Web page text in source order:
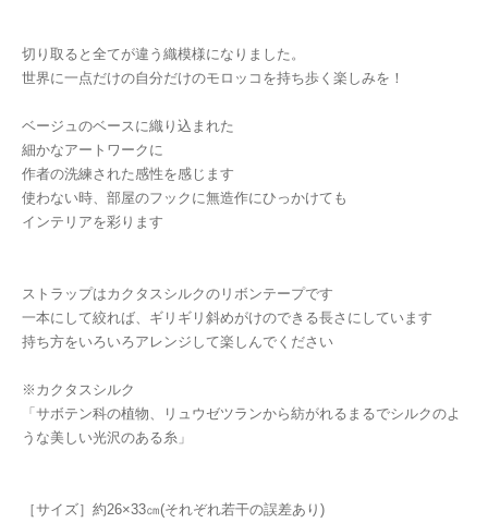
切り取ると全てが違う織模様になりました。
世界に一点だけの自分だけのモロッコを持ち歩く楽しみを！
ベージュのベースに織り込まれた
細かなアートワークに
作者の洗練された感性を感じます
使わない時、部屋のフックに無造作にひっかけても
インテリアを彩ります
ストラップはカクタスシルクのリボンテープです
一本にして絞れば、ギリギリ斜めがけのできる長さにしています
持ち方をいろいろアレンジして楽しんでください
※カクタスシルク
「サボテン科の植物、リュウゼツランから紡がれるまるでシルクのよ
うな美しい光沢のある糸」
［サイズ］約26×33㎝(それぞれ若干の誤差あり)